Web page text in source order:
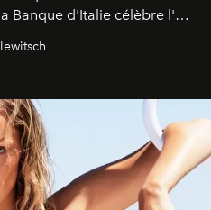
Banque d'Italie célèbre l'art
son élégance intemporelle.